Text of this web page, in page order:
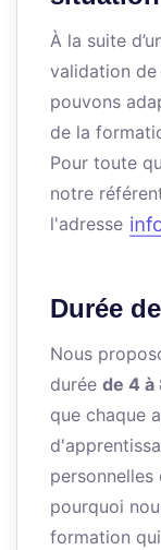
À la suite
validation
pouvons
de la
Pour toute
notre
l'adresse
Durée
Nous
durée de 4 à
que chaque
pourquoi
formation